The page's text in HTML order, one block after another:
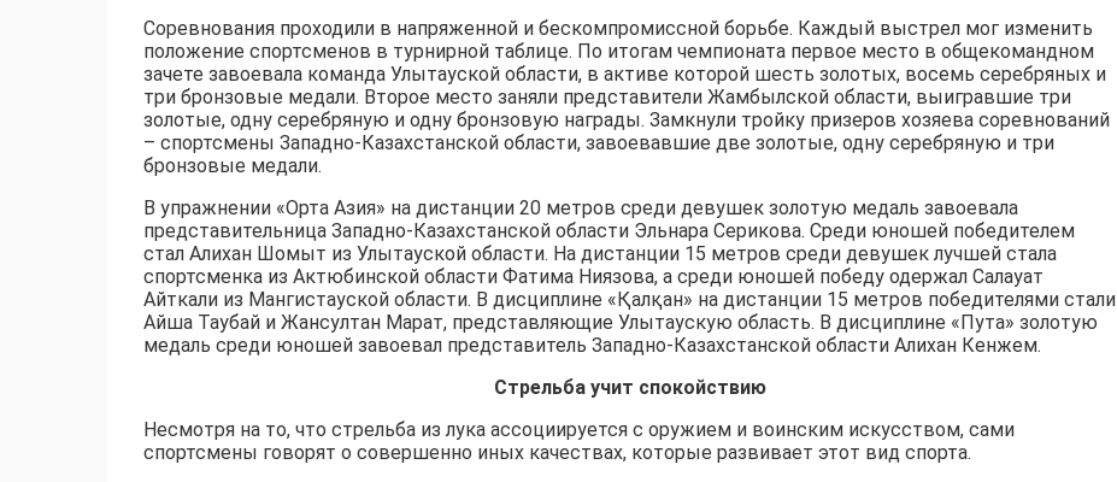
Соревнования проходили в напряженной и бескомпромиссной борьбе. Каждый выстрел мог изменить
положение спортсменов в турнирной таблице. По итогам чемпионата первое место в общекомандном
зачете завоевала команда Улытауской области, в активе которой шесть золотых, восемь серебряных и
три бронзовые медали. Второе место заняли представители Жамбылской области, выигравшие три
золотые, одну серебряную и одну бронзовую награды. Замкнули тройку призеров хозяева соревнований
– спортсмены Западно-Казахстанской области, завоевавшие две золотые, одну серебряную и три
бронзовые медали.
В упражнении «Орта Азия» на дистанции 20 метров среди девушек золотую медаль завоевала
представительница Западно-Казахстанской области Эльнара Серикова. Среди юношей победителем
стал Алихан Шомыт из Улытауской области. На дистанции 15 метров среди девушек лучшей стала
спортсменка из Актюбинской области Фатима Ниязова, а среди юношей победу одержал Салауат
Айткали из Мангистауской области. В дисциплине «Қалқан» на дистанции 15 метров победителями стали
Айша Таубай и Жансултан Марат, представляющие Улытаускую область. В дисциплине «Пута» золотую
медаль среди юношей завоевал представитель Западно-Казахстанской области Алихан Кенжем.
Стрельба учит спокойствию
Несмотря на то, что стрельба из лука ассоциируется с оружием и воинским искусством, сами
спортсмены говорят о совершенно иных качествах, которые развивает этот вид спорта.